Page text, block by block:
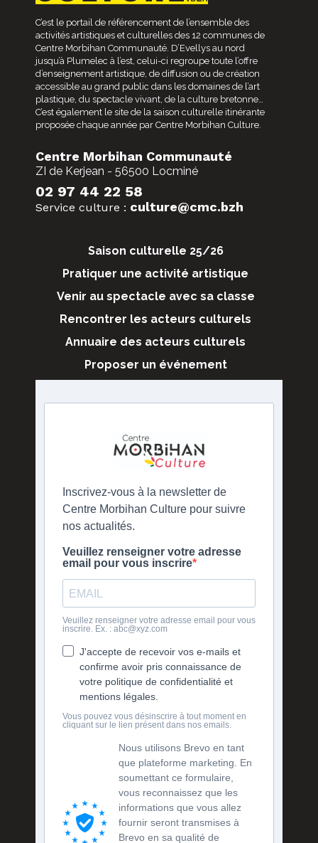
C’est le portail de référencement de l’ensemble des
activités artistiques et culturelles des 12 communes de
Centre Morbihan Communauté. D’Evellys au nord
jusqu’à Plumelec à l’est, celui-ci regroupe toute l’offre
d’enseignement artistique, de diffusion ou de création
accessible au grand public dans les domaines de l’art
plastique, du spectacle vivant, de la culture bretonne…
C’est également le site de la saison culturelle itinérante
proposée chaque année par Centre Morbihan Culture.
Centre Morbihan Communauté
ZI de Kerjean - 56500 Locminé
02 97 44 22 58
Service culture : culture@cmc.bzh
Saison culturelle 25/26
Pratiquer une activité artistique
Venir au spectacle avec sa classe
Rencontrer les acteurs culturels
Annuaire des acteurs culturels
Proposer un événement
Inscrivez-vous à la newsletter de
Centre Morbihan Culture pour suivre
nos actualités.
Veuillez renseigner votre adresse
email pour vous inscrire
Veuillez renseigner votre adresse email pour vous
inscrire. Ex. : abc@xyz.com
J'accepte de recevoir vos e-mails et
confirme avoir pris connaissance de
votre politique de confidentialité et
mentions légales.
Vous pouvez vous désinscrire à tout moment en
cliquant sur le lien présent dans nos emails.
Nous utilisons Brevo en tant
que plateforme marketing. En
soumettant ce formulaire,
vous reconnaissez que les
informations que vous allez
fournir seront transmises à
Brevo en sa qualité de